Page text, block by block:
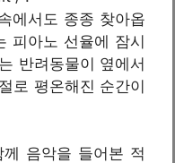
에서도 종종 찾아옵
피아노 선율에 잠시
반려동물이 옆에서
로 평온해진 순간이
음악을 들어본 적